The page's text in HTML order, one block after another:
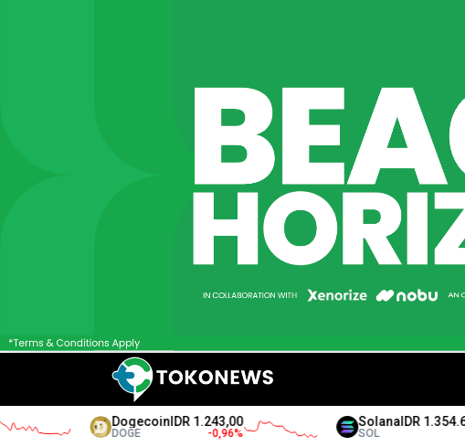
DogecoinIDR 1.243,00
DOGE
SolanaIDR 1.354.646,00
SOL